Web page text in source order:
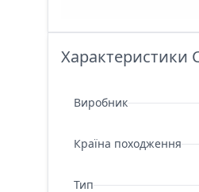
Характеристики
Виробник
Країна походження
Тип